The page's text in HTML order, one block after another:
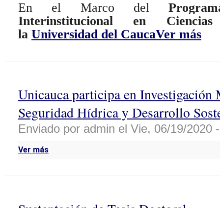
En el Marco del
Interinstitucional en
la Universidad del CaucaVer más
Unicauca participa en Investigación
Seguridad Hídrica y Desarrollo
Enviado por admin el Vie, 06/19/2020
Ver más